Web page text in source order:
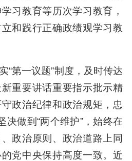
习教育等历次学习教育，
和践行正确政绩观学习教
“第一议题”制度，及时传达
重要讲话重要指示批示精
政治纪律和政治规矩，忠
决做到“两个维护”，始终在
政治原则、政治道路上同
党中央保持高度一致。近